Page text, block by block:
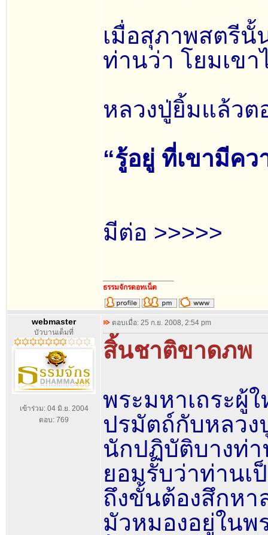
เมื่อสุภาพสตรีนั้
ท่านว่า โยมเข
หลวงปู่ยิ้มแล้วต
“รู้อยู่ ที่เขามีคว
มีต่อ >>>>>
ธรรมจักรดอทเน็ต
webmaster
บัวบานเต็มที่
เข้าร่วม: 04 มิ.ย. 2004
ตอบ: 769
ตอบเมื่อ: 25 ก.ย. 2008, 2:54 pm
สิ้นชาติขาดภพ
พระมหาเถระ
ปรมัตถ์กับหลวง
นักปฏิบัติบางท่
ยอมรับว่าท่านเ
ถึงขั้นต้องสึกหา
มัวหมองอยู่ในพ